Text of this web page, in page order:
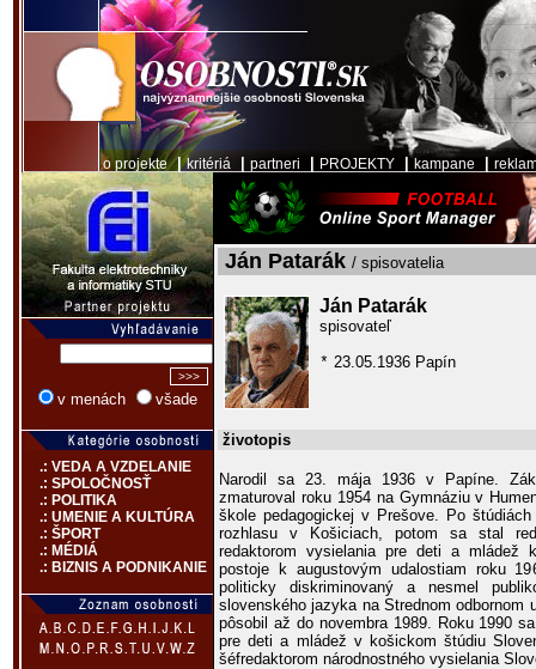
o projekte|kritériá partneri PROJEKTY kampane
v menách všade
.: VEDA A VZDELANIE
.: SPOLOČNOSŤ
.: POLITIKA
.: UMENIE A KULTÚRA
.: ŠPORT
.: MÉDIÁ
.: BIZNIS A PODNIKANIE
Ján Patarák / spisovatelia
Ján Patarák
spisovateľ
* 23.05.1936 Papín
životopis
Narodil sa 23. mája 1936 v Papíne.
zmaturoval roku 1954 na Gymnáziu v
škole pedagogickej v Prešove. Po
rozhlasu v Košiciach, potom sa stal
redaktorom vysielania pre deti a mládež
postoje k augustovým udalostiam roku
politicky diskriminovaný a nesmel
slovenského jazyka na Strednom odbornom
pôsobil až do novembra 1989. Roku 1990
pre deti a mládež v košickom štúdiu
šéfredaktorom národnostného vysielania